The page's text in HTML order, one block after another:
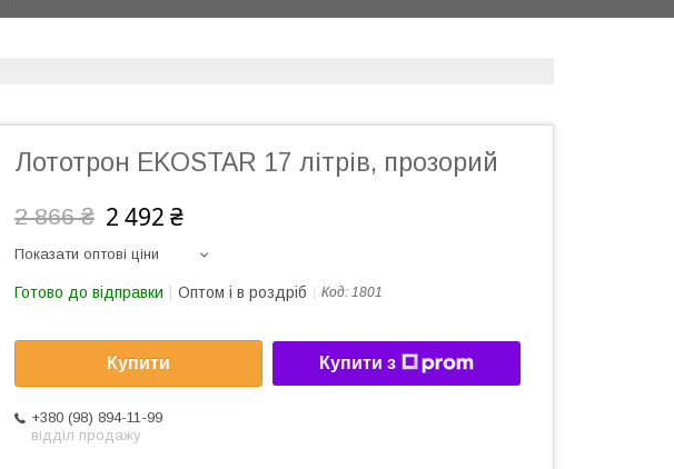
Лототрон EKOSTAR 17 літрів, прозорий
2 866 ₴ 2 492 ₴
Показати оптові ціни
Готово до відправки Оптом і в роздріб Код: 1801
Купити Купити з
+380 (98) 894-11-99
відділ продажу